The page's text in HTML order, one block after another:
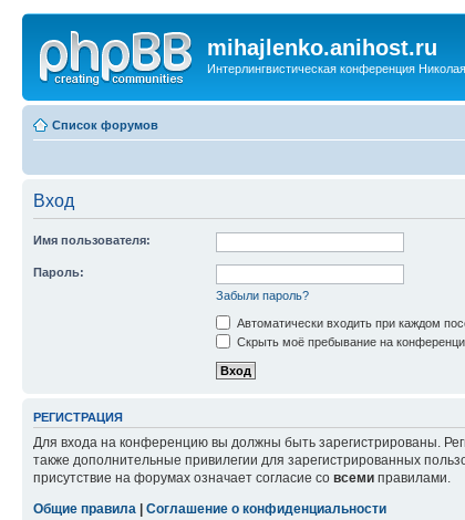
mihajlenko.anihost.ru
Интерлингвистическая конференция
Список форумов
Вход
Имя пользователя:
Пароль:
Забыли пароль?
Автоматически входить при каждом
Скрыть моё пребывание на
РЕГИСТРАЦИЯ
Для входа на конференцию вы должны быть зарегистрированы.
также дополнительные привилегии для зарегистрированных
присутствие на форумах означает согласие со всеми правилами.
Общие правила
Соглашение о конфиденциальности